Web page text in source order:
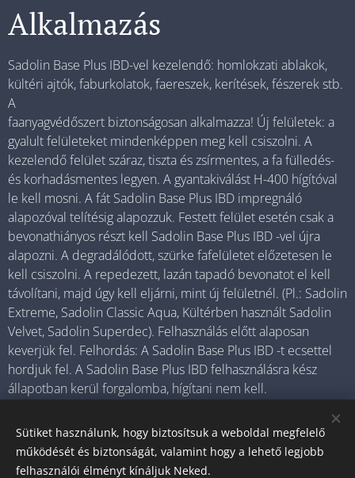
Alkalmazás
Sadolin Base Plus IBD-vel kezelendő: homlokzati ablakok,
kültéri ajtók, faburkolatok, faereszek, kerítések, fészerek stb.
A
faanyagvédőszert biztonságosan alkalmazza! Új felületek: a
gyalult felületeket mindenképpen meg kell csiszolni. A
kezelendő felület száraz, tiszta és zsírmentes, a fa fülledés-
és korhadásmentes legyen. A gyantakiválást H-400 hígítóval
le kell mosni. A fát Sadolin Base Plus IBD impregnáló
alapozóval telítésig alapozzuk. Festett felület esetén csak a
bevonathiányos részt kell Sadolin Base Plus IBD -vel újra
alapozni. A degradálódott, szürke fafelületet előzetesen le
kell csiszolni. A repedezett, lazán tapadó bevonatot el kell
távolítani, majd úgy kell eljárni, mint új felületnél. (Pl.: Sadolin
Extreme, Sadolin Classic Aqua, Kültérben használt Sadolin
Velvet, Sadolin Superdec). Felhasználás előtt alaposan
keverjük fel. Felhordás: A Sadolin Base Plus IBD -t ecsettel
hordjuk fel. A Sadolin Base Plus IBD felhasználásra kész
állapotban kerül forgalomba, hígítani nem kell.
© 2025 Minden jog fenntartva
Sütiket használunk, hogy biztosítsuk a weboldal megfelelő
működését és biztonságát, valamint hogy a lehető legjobb
felhasználói élményt kínáljuk Neked.